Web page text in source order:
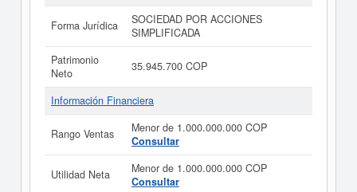
Forma Jurídica
SOCIEDAD POR ACCIONES
SIMPLIFICADA
Patrimonio
Neto
35.945.700 COP
Información Financiera
Rango Ventas
Menor de 1.000.000.000 COP
Consultar
Utilidad Neta
Menor de 1.000.000.000 COP
Consultar